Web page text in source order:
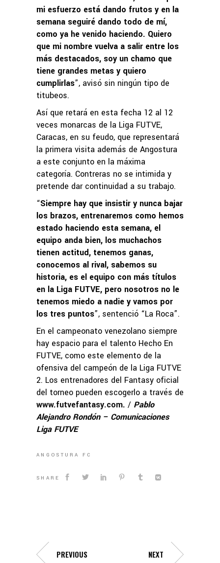
mi esfuerzo está dando frutos y en la
semana seguiré dando todo de mí,
como ya he venido haciendo. Quiero
que mi nombre vuelva a salir entre los
más destacados, soy un chamo que
tiene grandes metas y quiero
cumplirlas”, avisó sin ningún tipo de
titubeos.
Así que retará en esta fecha 12 al 12
veces monarcas de la Liga FUTVE,
Caracas, en su feudo, que representará
la primera visita además de Angostura
a este conjunto en la máxima
categoría. Contreras no se intimida y
pretende dar continuidad a su trabajo.
“Siempre hay que insistir y nunca bajar
los brazos, entrenaremos como hemos
estado haciendo esta semana, el
equipo anda bien, los muchachos
tienen actitud, tenemos ganas,
conocemos al rival, sabemos su
historia, es el equipo con más títulos
en la Liga FUTVE, pero nosotros no le
tenemos miedo a nadie y vamos por
los tres puntos”, sentenció “La Roca”.
En el campeonato venezolano siempre
hay espacio para el talento Hecho En
FUTVE, como este elemento de la
ofensiva del campeón de la Liga FUTVE
2. Los entrenadores del Fantasy oficial
del torneo pueden escogerlo a través de
www.futvefantasy.com. / Pablo
Alejandro Rondón – Comunicaciones
Liga FUTVE
ANGOSTURA FC
SHARE
PREVIOUS NEXT